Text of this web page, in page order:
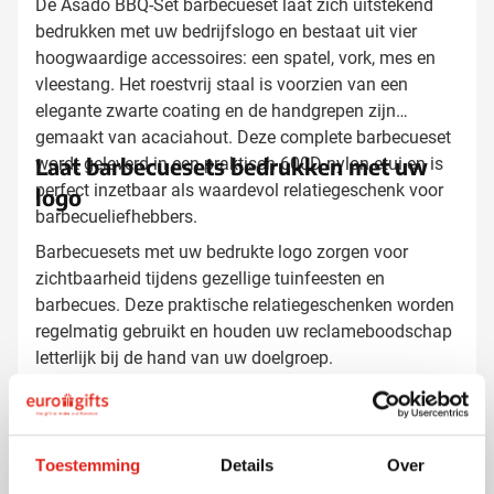
Toestemming Details Over
De Asado BBQ-Set barbecueset laat zich uitstekend
bedrukken met uw bedrijfslogo en bestaat uit vier
hoogwaardige accessoires: een spatel, vork, mes en
vleestang. Het roestvrij staal is voorzien van een
elegante zwarte coating en de handgrepen zijn
gemaakt van acaciahout. Deze complete barbecueset
wordt geleverd in een praktisch 600D nylon etui en is
perfect inzetbaar als waardevol relatiegeschenk voor
barbecueliefhebbers.
Laat barbecuesets bedrukken met uw
logo
Barbecuesets met uw bedrukte logo zorgen voor
zichtbaarheid tijdens gezellige tuinfeesten en
barbecues. Deze praktische relatiegeschenken worden
regelmatig gebruikt en houden uw reclameboodschap
letterlijk bij de hand van uw doelgroep.
Waarom kiezen voor deze barbecueset
De vier essentiële barbecueaccessoires zijn